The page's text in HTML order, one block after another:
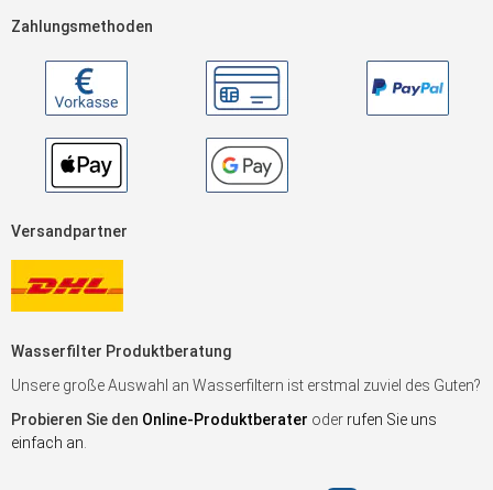
Zahlungsmethoden
Versandpartner
Wasserfilter Produktberatung
Unsere große Auswahl an Wasserfiltern ist erstmal zuviel des Guten?
Probieren Sie den Online-Produktberater oder rufen Sie uns
einfach an.